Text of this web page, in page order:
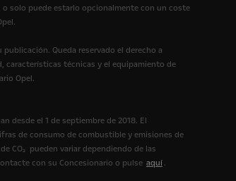
solo puede estarlo opcionalmente con un coste
Queda reservado el derecho a
características técnicas y el equipamiento de
Opel.
desde el 1 de septiembre de 2018. El
de consumo de combustible y emisiones de
CO₂ pueden variar dependiendo de las
con su Concesionario o pulse aquí .